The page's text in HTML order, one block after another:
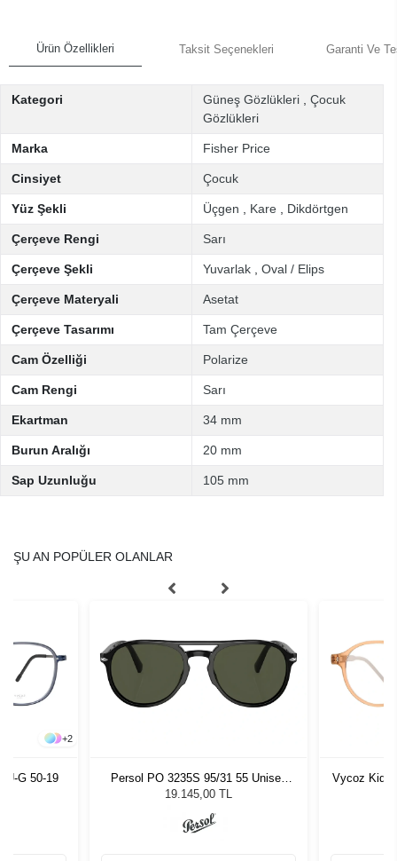
Ürün Özellikleri Taksit Seçenekleri Garanti Ve
Kategori Güneş Gözlükleri
Çocuk
Gözlükleri
Marka Fisher Price
Cinsiyet Çocuk
Yüz Şekli Üçgen Kare Dikdörtgen
Çerçeve Rengi Sarı
Çerçeve Şekli Yuvarlak Oval / Elips
Çerçeve Materyali Asetat
Çerçeve Tasarımı Tam Çerçeve
Cam Özelliği Polarize
Cam Rengi Sarı
Ekartman 34 mm
Burun Aralığı 20 mm
Sap Uzunluğu 105 mm
ŞU AN POPÜLER OLANLAR
+2
G 50-19
Persol PO 3235S 95/31 55 Unisex
Güneş Gözlüğü
19.145,00 TL
Vycoz Kids